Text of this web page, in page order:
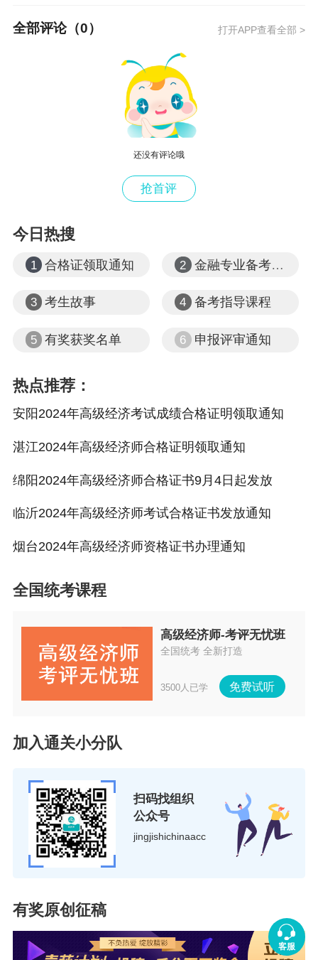
全部评论（0） 打开APP查看全部 >
还没有评论哦
抢首评
今日热搜
1 合格证领取通知 2 金融专业备考心得
3 考生故事 4 备考指导课程
5 有奖获奖名单 6 申报评审通知
热点推荐：
安阳2024年高级经济考试成绩合格证明领取通知
湛江2024年高级经济师合格证明领取通知
绵阳2024年高级经济师合格证书9月4日起发放
临沂2024年高级经济师考试合格证书发放通知
烟台2024年高级经济师资格证书办理通知
全国统考课程
高级经济师-考评无忧班
全国统考 全新打造
3500人已学 免费试听
加入通关小分队
扫码找组织
公众号
jingjishichinaacc
有奖原创征稿
客服